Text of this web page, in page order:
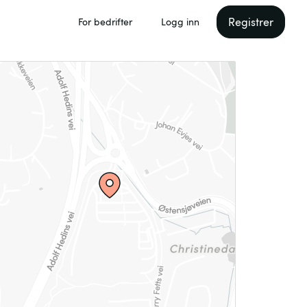
For bedrifter Logg inn Registrer